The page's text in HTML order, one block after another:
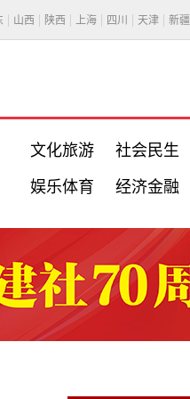
山西 陕西 上海 四川 天津 新疆
文化旅游 社会民生
娱乐体育 经济金融